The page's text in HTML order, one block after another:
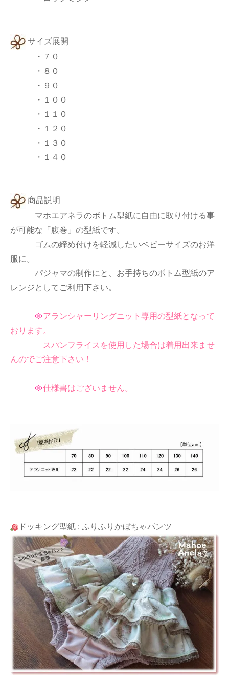
サイズ展開
・７０
・８０
・９０
・１００
・１１０
・１２０
・１３０
・１４０
商品説明
マホエアネラのボトム型紙に自由に取り付ける事
が可能な「腹巻」の型紙です。
ゴムの締め付けを軽減したいベビーサイズのお洋
服に。
パジャマの制作にと、お手持ちのボトム型紙のア
レンジとしてご利用下さい。
アランシャーリングニット専用の型紙となって
おります。
スパンフライスを使用した場合は着用出来ませ
んのでご注意下さい！
仕様書はございません。
ドッキング型紙 : ふりふりかぼちゃパンツ